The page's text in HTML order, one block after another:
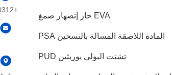
EVA حار إنصهار صمغ
المادة اللاصقة المسالة بالتسخين PSA
تشتت البولي يوريثين PUD
+86-18912490312